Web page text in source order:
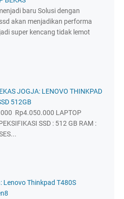
baru Solusi dengan
akan menjadikan performa
super kencang tidak lemot
JOGJA: LENOVO THINKPAD
512GB
Rp4.050.000 LAPTOP
SSD : 512 GB RAM :
Lenovo Thinkpad T480S